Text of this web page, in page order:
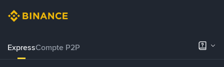
ExpressCompte P2P